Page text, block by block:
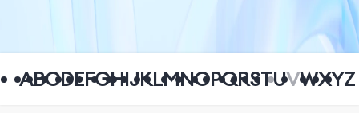
ABCDEFGHIJKLMNOPQRSTUVWXYZ